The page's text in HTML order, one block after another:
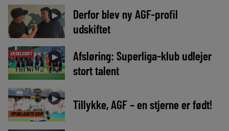
►
Derfor blev ny AGF-profil
udskiftet
EKSKLUSIVT ►
Afsløring: Superliga-klub udlejer
stort talent
TIPSBLADETS DOM
► Tillykke, AGF – en stjerne er født!